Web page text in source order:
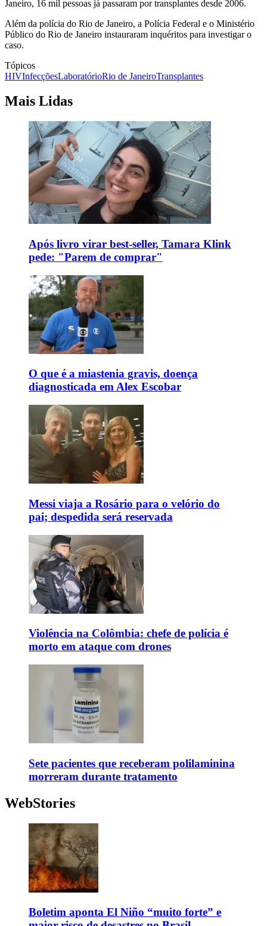
Janeiro, 16 mil pessoas já passaram por transplantes desde 2006.
Além da polícia do Rio de Janeiro, a Polícia Federal e o Ministério
Público do Rio de Janeiro instauraram inquéritos para investigar o
caso.
Tópicos
HIVInfecçõesLaboratórioRio de JaneiroTransplantes
Mais Lidas
Após livro virar best-seller, Tamara Klink
pede: "Parem de comprar"
O que é a miastenia gravis, doença
diagnosticada em Alex Escobar
Messi viaja a Rosário para o velório do
pai; despedida será reservada
Violência na Colômbia: chefe de polícia é
morto em ataque com drones
Sete pacientes que receberam polilaminina
morreram durante tratamento
WebStories
Boletim aponta El Niño “muito forte” e